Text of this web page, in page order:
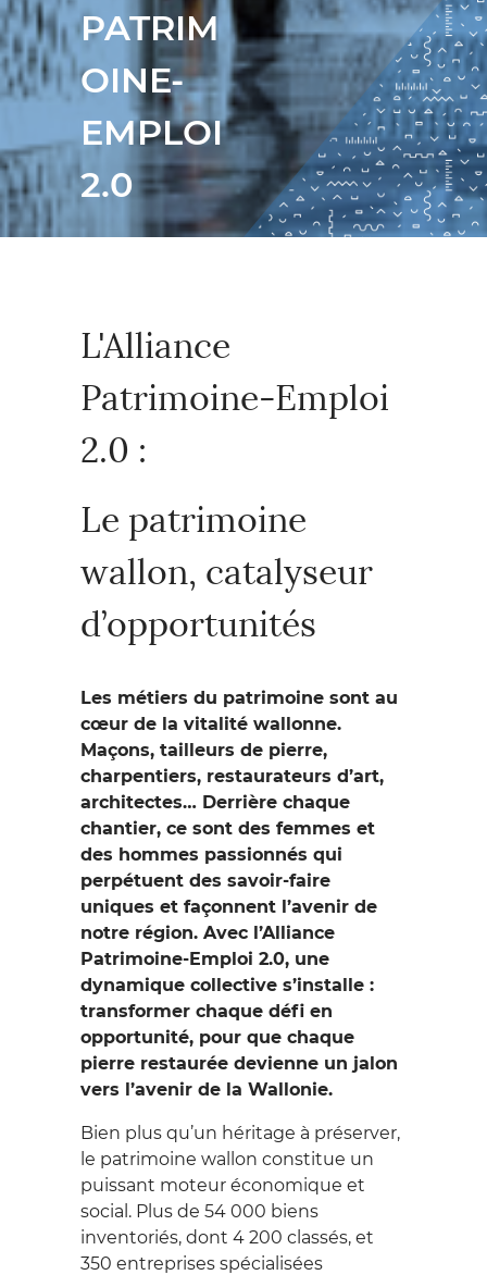
PATRIM
OINE-
EMPLOI
2.0
L'Alliance
Patrimoine-Emploi
2.0 :
Le patrimoine
wallon, catalyseur
d’opportunités
Les métiers du patrimoine sont au
cœur de la vitalité wallonne.
Maçons, tailleurs de pierre,
charpentiers, restaurateurs d’art,
architectes… Derrière chaque
chantier, ce sont des femmes et
des hommes passionnés qui
perpétuent des savoir-faire
uniques et façonnent l’avenir de
notre région. Avec l’Alliance
Patrimoine-Emploi 2.0, une
dynamique collective s’installe :
transformer chaque défi en
opportunité, pour que chaque
pierre restaurée devienne un jalon
vers l’avenir de la Wallonie.
Bien plus qu’un héritage à préserver,
le patrimoine wallon constitue un
puissant moteur économique et
social. Plus de 54 000 biens
inventoriés, dont 4 200 classés, et
350 entreprises spécialisées